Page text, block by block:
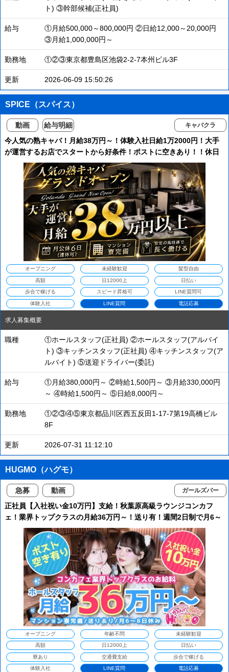
ト) ③幹部候補(正社員)
給与
①月給500,000～800,000円 ②日給12,000～20,000円
③月給1,000,000円～
勤務地 ①②③東京都豊島区池袋2-2-7本州ビル3F
更新 2026-06-09 15:50:26
SPICE（スパイス）
動画 給与明細 キャバクラ
今人気の熟キャバ！月給38万円～！体験入社日給1万2000円！大手
が運営するお店でスタートから好条件！ポストに空きあり！！休日
多数！プライベートも大事にしつつ稼げる！マンション寮完備！
オープニング 未経験歓迎 髪型自由
高額 日12000上 日払い
歩合で稼げる スピード昇格可 LINE質問可
体験入社 LINE質問 電話応募
求人募集概要
職種
①ホールスタッフ(正社員) ②ホールスタッフ(アルバイ
ト) ③キッチンスタッフ(正社員) ④キッチンスタッフ(ア
ルバイト) ⑤送迎ドライバー(委託)
給与
①月給380,000円～ ②時給1,500円～ ③月給330,000円
～ ④時給1,500円～ ⑤日給8,000円～
勤務地
①②③④⑤東京都品川区西五反田1-17-7第19高橋ビル
8F
更新 2026-07-31 11:12:10
HUGMO（ハグモ）
急募 動画 ガールズバー
正社員【入社祝い金10万円】支給！秋葉原高級ラウンジコンカフ
ェ！業界トップクラスの月給36万円～！送り有！週間2日制で月6～
8日間休み！マンション寮無料！体験日給1万2000円！スタッフ平均
年齢28才
オープニング 年齢不問 未経験歓迎
高額 日12000上 日払い
寮あり 交通費支給 歩合で稼げる
体験入社 LINE質問 電話応募